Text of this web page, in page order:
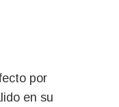
por
en su